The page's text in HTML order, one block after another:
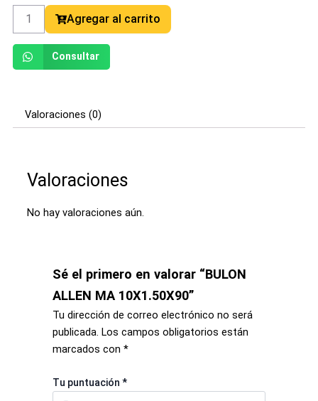
10X1.50X90
cantidad
Agregar al carrito
Consultar
Valoraciones (0)
Valoraciones
No hay valoraciones aún.
Sé el primero en valorar “BULON
ALLEN MA 10X1.50X90”
Tu dirección de correo electrónico no será
publicada. Los campos obligatorios están
marcados con*
Tu puntuación*